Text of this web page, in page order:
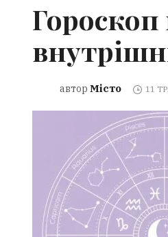
Гороскоп
автор Місто 11